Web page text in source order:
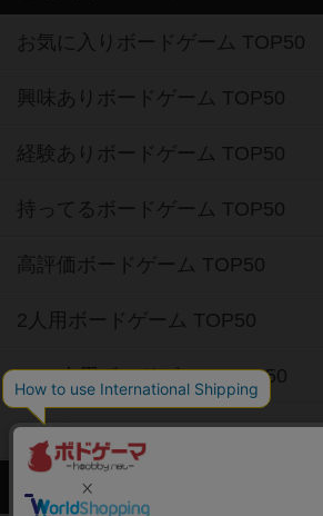
お気に入りボードゲーム TOP50
興味ありボードゲーム TOP50
経験ありボードゲーム TOP50
持ってるボードゲーム TOP50
高評価ボードゲーム TOP50
2人用ボードゲーム TOP50
3～4人用ボードゲーム TOP50
子供向けボードゲーム TOP50
ボードゲームカフェ